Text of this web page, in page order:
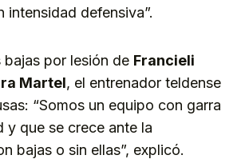
intensidad defensiva”.
bajas por lesión de Francieli
Martel, el entrenador teldense
“Somos un equipo con garra
y que se crece ante la
bajas o sin ellas”, explicó.